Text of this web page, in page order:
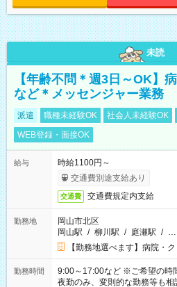
未読
【年齢不問＊週3日～OK】
など＊メッセンジャー業務
派遣 職種未経験OK 社会人未経験OK
WEB登録・面接OK
給与
時給1100円～
交通費別途支給あり
交通費 交通費規定内支給
勤務地
岡山市北区
岡山駅 / 柳川駅 / 庭瀬駅 / …
【勤務地選べます】病院・
勤務時間
9:00～17:00など ※ご希望の時間帯をご相談ください。 ※日勤、
夜勤のみ、変則的な勤務等も相